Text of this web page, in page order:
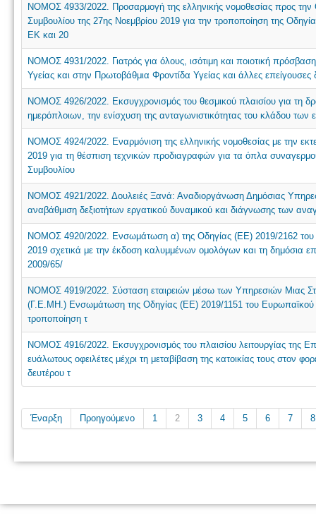
ΝΟΜΟΣ 4933/2022. Προσαρμογή της ελληνικής νομοθεσίας προς
Συμβουλίου της 27ης Νοεμβρίου 2019 για την τροποποίηση της
ΕΚ και 20
ΝΟΜΟΣ 4931/2022. Γιατρός για όλους, ισότιμη και ποιοτική
Υγείας και στην Πρωτοβάθμια Φροντίδα Υγείας και άλλες επείγουσες
NOMOΣ 4926/2022. Εκσυγχρονισμός του θεσμικού πλαισίου για τη
ημερόπλοιων, την ενίσχυση της ανταγωνιστικότητας του κλάδου
ΝΟΜΟΣ 4924/2022. Εναρμόνιση της ελληνικής νομοθεσίας με την
2019 για τη θέσπιση τεχνικών προδιαγραφών για τα όπλα
Συμβουλίου
ΝΟΜΟΣ 4921/2022. Δουλειές Ξανά: Αναδιοργάνωση Δημόσιας
αναβάθμιση δεξιοτήτων εργατικού δυναμικού και διάγνωσης των
ΝΟΜΟΣ 4920/2022. Ενσωμάτωση α) της Οδηγίας (ΕΕ) 2019/2162 του
2019 σχετικά με την έκδοση καλυμμένων ομολόγων και τη δημόσια
2009/65/
ΝΟΜΟΣ 4919/2022. Σύσταση εταιρειών μέσω των Υπηρεσιών Μιας
(Γ.Ε.ΜΗ.) Ενσωμάτωση της Οδηγίας (ΕΕ) 2019/1151 του Ευρωπαϊκού
τροποποίηση τ
ΝΟΜΟΣ 4916/2022. Εκσυγχρονισμός του πλαισίου λειτουργίας της
ευάλωτους οφειλέτες μέχρι τη μεταβίβαση της κατοικίας τους στον
δευτέρου τ
Έναρξη Προηγούμενο 1 2 3 4 5 6 7 8